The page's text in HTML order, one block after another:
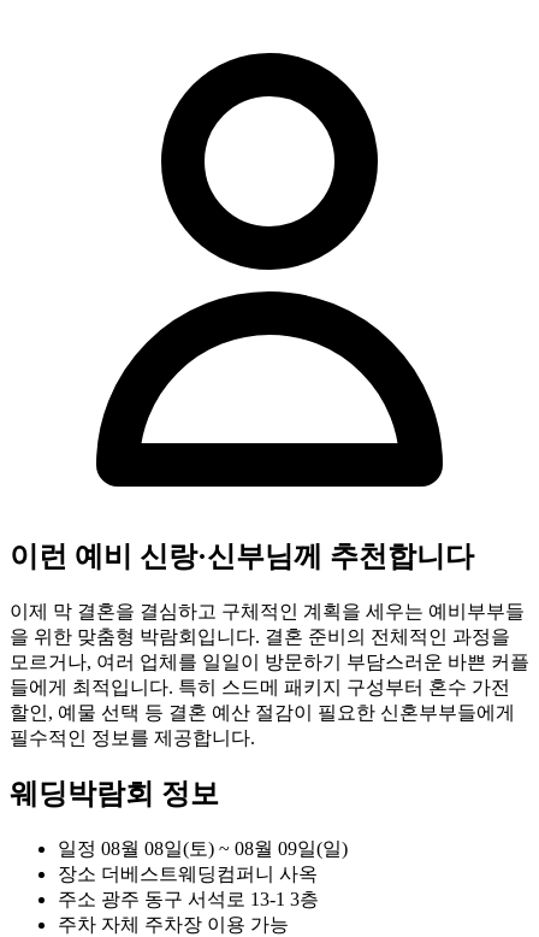
이런 예비 신랑·신부님께 추천합니다
이제 막 결혼을 결심하고 구체적인 계획을 세우는 예비부부들
을 위한 맞춤형 박람회입니다. 결혼 준비의 전체적인 과정을
모르거나, 여러 업체를 일일이 방문하기 부담스러운 바쁜 커플
들에게 최적입니다. 특히 스드메 패키지 구성부터 혼수 가전
할인, 예물 선택 등 결혼 예산 절감이 필요한 신혼부부들에게
필수적인 정보를 제공합니다.
웨딩박람회 정보
일정 08월 08일(토) ~ 08월 09일(일)
장소 더베스트웨딩컴퍼니 사옥
주소 광주 동구 서석로 13-1 3층
주차 자체 주차장 이용 가능